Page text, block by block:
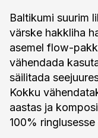
Baltikumi suurim
värske hakkliha
asemel flow-
vähendada
säilitada
Kokku
aastas ja
100%